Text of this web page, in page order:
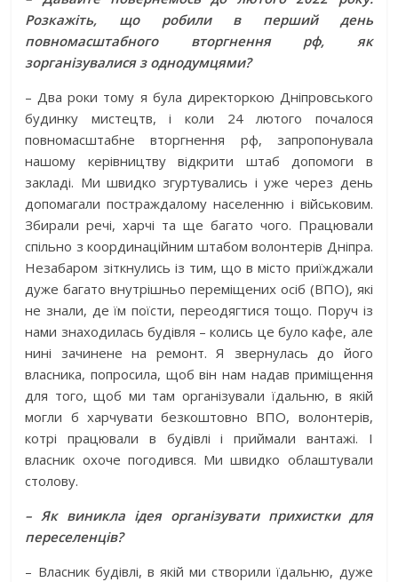
Розкажіть, що робили в перший день
повномасштабного вторгнення рф, як
зорганізувалися з однодумцями?
– Два роки тому я була директоркою Дніпровського
будинку мистецтв, і коли 24 лютого почалося
повномасштабне вторгнення рф, запропонувала
нашому керівництву відкрити штаб допомоги в
закладі. Ми швидко згуртувались і уже через день
допомагали постраждалому населенню і військовим.
Збирали речі, харчі та ще багато чого. Працювали
спільно з координаційним штабом волонтерів Дніпра.
Незабаром зіткнулись із тим, що в місто приїжджали
дуже багато внутрішньо переміщених осіб (ВПО), які
не знали, де їм поїсти, переодягтися тощо. Поруч із
нами знаходилась будівля – колись це було кафе, але
нині зачинене на ремонт. Я звернулась до його
власника, попросила, щоб він нам надав приміщення
для того, щоб ми там організували їдальню, в якій
могли б харчувати безкоштовно ВПО, волонтерів,
котрі працювали в будівлі і приймали вантажі. І
власник охоче погодився. Ми швидко облаштували
столову.
– Як виникла ідея організувати прихистки для
переселенців?
– Власник будівлі, в якій ми створили їдальню, дуже